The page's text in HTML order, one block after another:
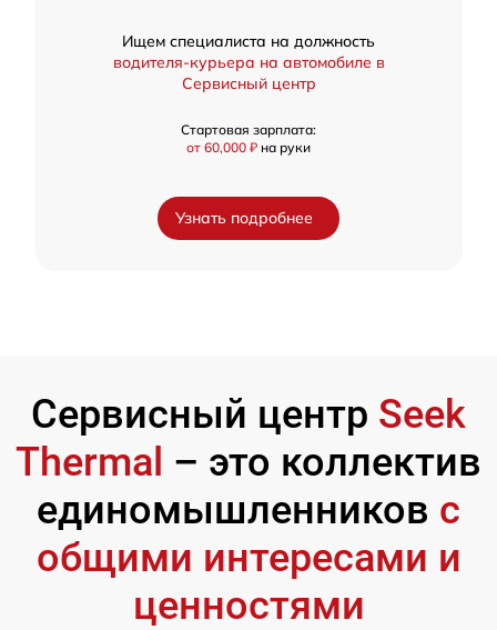
Ищем специалиста на должность
водителя-курьера на автомобиле в
Сервисный центр
Стартовая зарплата:
от 60,000 ₽ на руки
Узнать подробнее
Сервисный центр Seek
Thermal – это коллектив
единомышленников с
общими интересами и
ценностями